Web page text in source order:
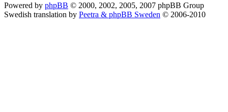
Powered by phpBB © 2000, 2002, 2005, 2007 phpBB Group
Swedish translation by Peetra & phpBB Sweden © 2006-2010